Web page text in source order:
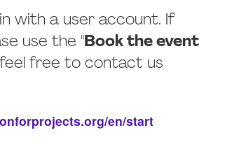
with a user account. If
use the "Book the event
free to contact us
en/start